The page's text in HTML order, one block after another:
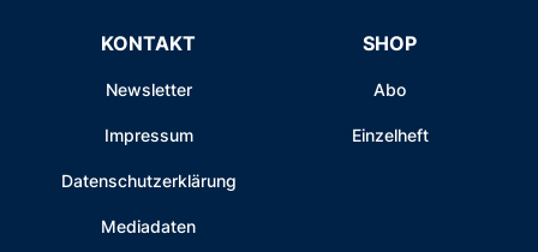
KONTAKT
Newsletter
Impressum
Datenschutzerklärung
Mediadaten
SHOP
Abo
Einzelheft